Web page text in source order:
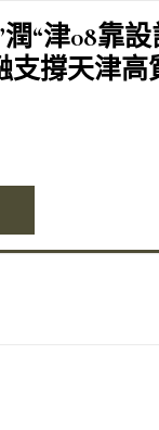
“津08靠
撐天津高